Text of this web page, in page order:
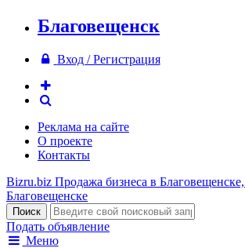
Благовещенск
Вход / Регистрация
Реклама на сайте
О проекте
Контакты
Bizru.biz Продажа бизнеса в
Благовещенске
Подать объявление
Меню